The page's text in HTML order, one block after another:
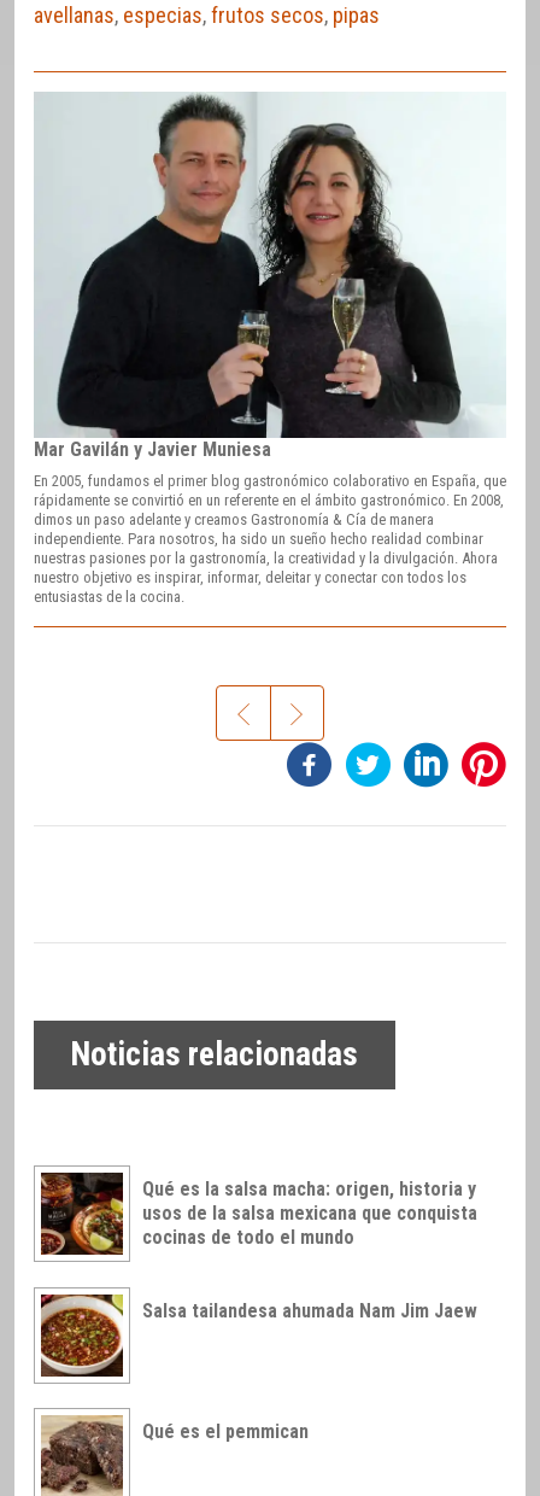
avellanas, especias,frutos secos, pipas
Mar Gavilán y Javier Muniesa
En 2005, fundamos el primer blog gastronómico colaborativo en España, que
rápidamente se convirtió en un referente en el ámbito gastronómico. En 2008,
dimos un paso adelante y creamos Gastronomía & Cía de manera
independiente. Para nosotros, ha sido un sueño hecho realidad combinar
nuestras pasiones por la gastronomía, la creatividad y la divulgación. Ahora
nuestro objetivo es inspirar, informar, deleitar y conectar con todos los
entusiastas de la cocina.
Noticias relacionadas
Qué es la salsa macha: origen, historia y
usos de la salsa mexicana que conquista
cocinas de todo el mundo
Salsa tailandesa ahumada Nam Jim Jaew
Qué es el pemmican